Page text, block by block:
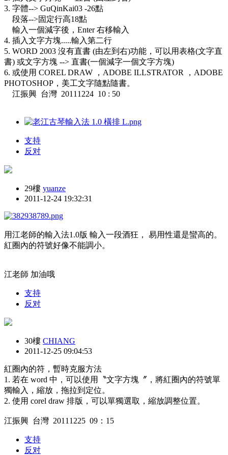
3. 字體--> GuQinKai03 -26點
段落-->固定行高18點
輸入一個減字後，Enter 右移輸入
4. 插入文字方塊.....輸入第二行
5. WORD 2003 沒有直書 (由左到右)功能，可以用表格(文字直
書) 或文字方塊 --> 直書(一個減字一個文字方塊)
6. 或使用 COREL DRAW ，ADOBE ILLSTRATOR ，ADOBE
PHOTOSHOP，美工文字隨點隨書。
江振興 台灣 20111224 10 : 50
支持
反对
29樓 yuanze
2011-12-24 19:32:31
用江老師的輸入法1.0版 輸入一段酒狂， 易用性還是蠻高的。
紅圈內的符號好像不能調小。
江老師 加油哦
支持
反对
30樓 CHIANG
2011-12-25 09:04:53
紅圈內的符，暫時克服方法
1. 若在 word 中，可以使用〝文字方塊〞，將紅圈內的符號單
獨輸入，縮放，拖拉到定位。
2. 使用 corel draw 排版，可以單獨選取，縮放調整位置。
江振興 台灣 20111225 09：15
支持
反对